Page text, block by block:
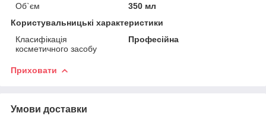
Об`єм
350 мл
Користувальницькі характеристики
Класифікація
косметичного засобу
Професійна
Приховати
Умови доставки